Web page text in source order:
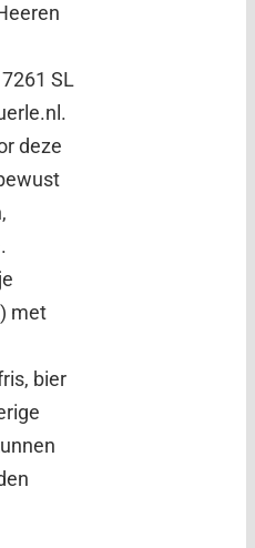
SL
deze
met
bier